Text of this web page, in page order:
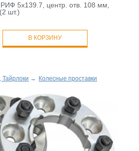
5x139.7, центр. отв. 108 мм,
шт.)
В КОРЗИНУ
→ Колесные проставки